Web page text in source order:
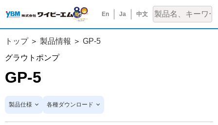
En Ja 中文
トップ 製品情報
GP-5
グラウトポンプ
GP-5
製品仕様 各種ダウンロード